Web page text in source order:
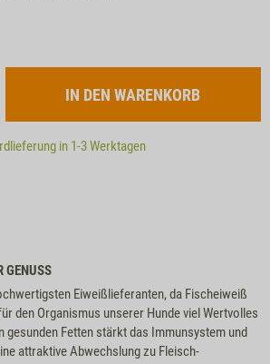
in 1-3 Werktagen
GENUSS
Eiweißlieferanten, da Fischeiweiß
den Organismus unserer Hunde viel Wertvolles
gesunden Fetten stärkt das Immunsystem und
attraktive Abwechslung zu Fleisch-